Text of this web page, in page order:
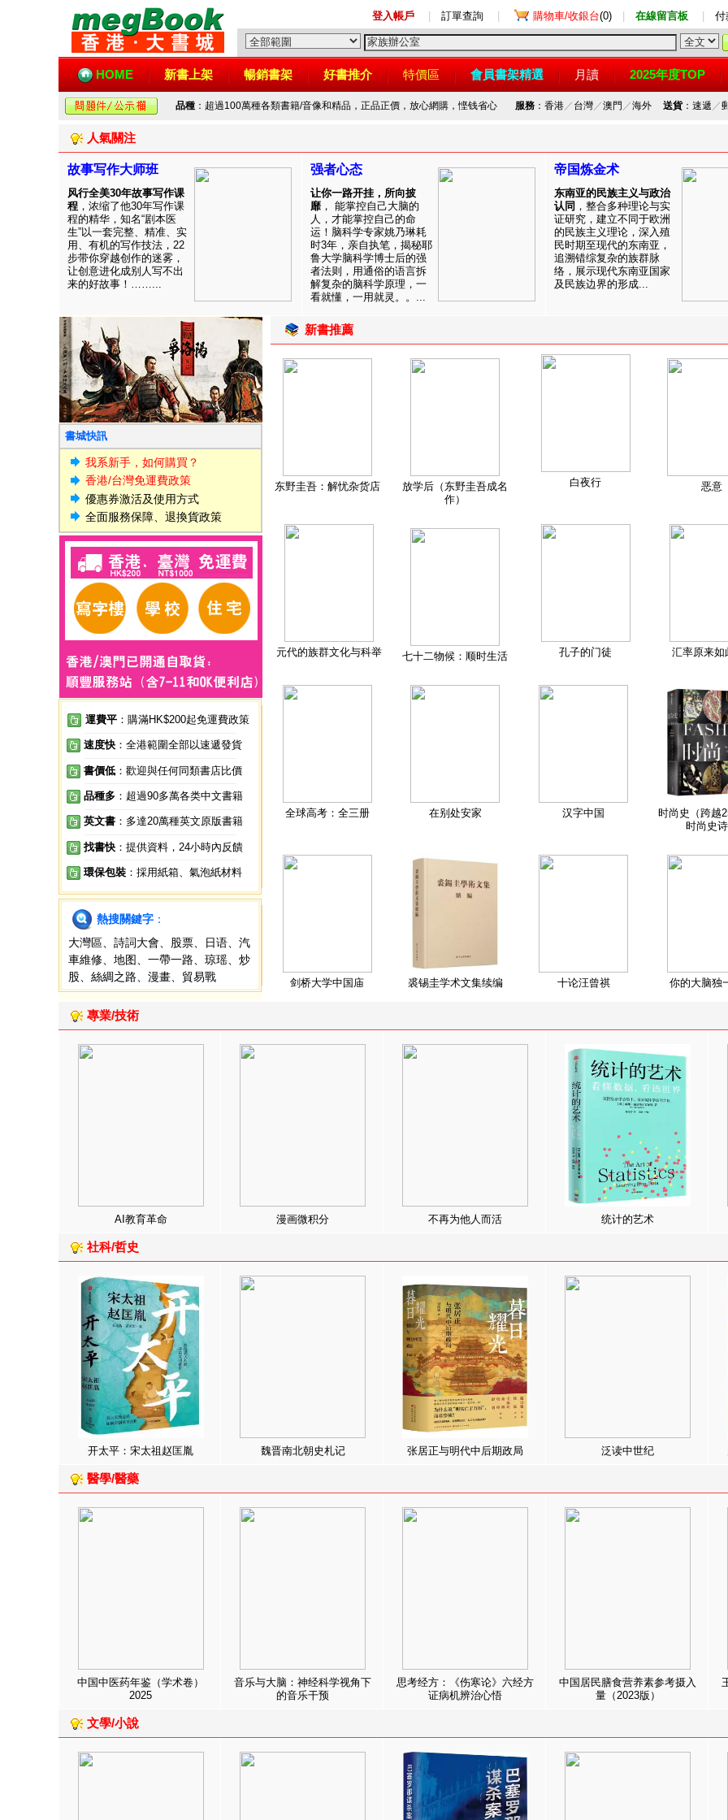
登入帳戶 訂單查詢 購物車/收銀台(0) 在線留言板 付
HOME 新書上架 暢銷書架 好書推介 特價區 會員書架精選 月讀 2025年度TOP
品種 ：超過100萬種各類書籍/音像和精品，正品正價，放心網購，悭钱省心 服務：香港／ 台灣／澳門 ／海外 送貨：速遞 ／
人氣關注
故事写作大师班
风行全美30年故事写作课
程 ，浓缩了他30年写作课
程的精华，知名“剧本医
生”以一套完整、精准、实
用、有机的写作技法，22
步带你穿越创作的迷雾，
让创意进化成别人写不出
来的好故事！……...
强者心态
让你一路开挂，所向披
靡 ， 能掌控自己大脑的
人，才能掌控自己的命
运！脑科学专家姚乃琳耗
时3年，亲自执笔，揭秘耶
鲁大学脑科学博士后的强
者法则，用通俗的语言拆
解复杂的脑科学原理，一
看就懂，一用就灵。。...
帝国炼金术
东南亚的民族主义与政治
认同 ，整合多种理论与实
证研究，建立不同于欧洲
的民族主义理论，深入殖
民时期至现代的东南亚，
追溯错综复杂的族群脉
络，展示现代东南亚国家
及民族边界的形成...
書城快訊
我系新手，如何購買？
香港/台灣免運費政策
優惠券激活及使用方式
全面服務保障、退換貨政策
運費平 ：購滿HK$200起免運費政策
速度快 ：全港範圍全部以速遞發貨
書價低 ：歡迎與任何同類書店比價
品種多 ：超過90多萬各类中文書籍
英文書 ：多達20萬種英文原版書籍
找書快 ：提供資料，24小時內反饋
環保包裝 ：採用紙箱、氣泡紙材料
熱搜關鍵字 ：
大灣區
詩詞大會 股票 日语
汽
車維修
地图 一帶一路 琼瑶
炒
股
絲綢之路 漫畫 貿易戰
新書推薦
东野圭吾：解忧杂货店
放学后（东野圭吾成名
作）
白夜行 恶意
元代的族群文化与科举 七十二物候：顺时生活 孔子的门徒 汇率原来如
全球高考：全三册 在别处安家 汉字中国
时尚史（跨越
时尚史
剑桥大学中国庙 裘锡圭学术文集续编 十论汪曾祺 你的大脑独
專業/技術
AI教育革命 漫画微积分 不再为他人而活 统计的艺术
社科/哲史
开太平：宋太祖赵匡胤 魏晋南北朝史札记 张居正与明代中后期政局 泛读中世纪
醫學/醫藥
中国中医药年鉴（学术卷）
2025
音乐与大脑：神经科学视角下
的音乐干预
思考经方：《伤寒论》六经方
证病机辨治心悟
中国居民膳食营养素参考摄入
量（2023版）
文學/小說